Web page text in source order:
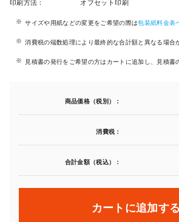
印刷方法： オフセット印刷
サイズや用紙などの変更をご希望の際は包装紙料金表
消費税の端数処理により最終的な合計額と異なる場合
見積書の発行をご希望の方はカートに追加し、見積書
商品価格（税別）：
消費税：
合計金額（税込）：
カートに追加する